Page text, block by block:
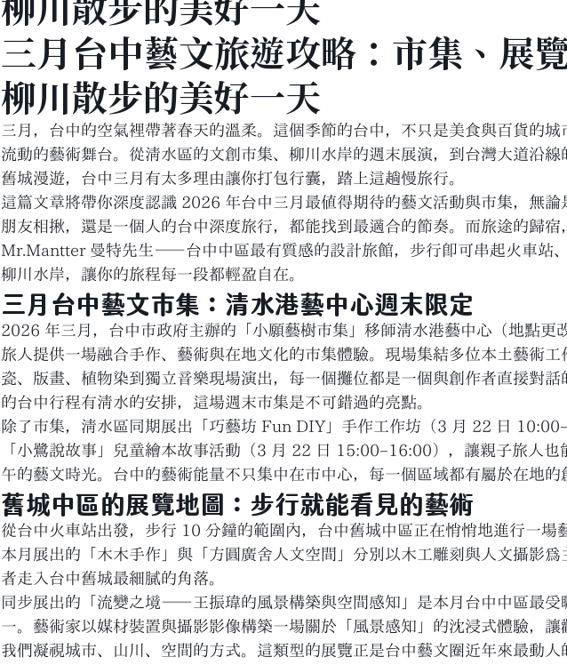
三月台中藝文旅遊攻略：市集、展
柳川散步的美好一天
三月，台中的空氣裡帶著春天的溫柔。這個季節的台中，不只是美食與百貨的城
流動的藝術舞台。從清水區的文創市集、柳川水岸的週末展演，到台灣大道沿線
舊城漫遊，台中三月有太多理由讓你打包行囊，踏上這趟慢旅行。
這篇文章將帶你深度認識 2026 年台中三月最值得期待的藝文活動與市集，無論
朋友相揪，還是一個人的台中深度旅行，都能找到最適合的節奏。而旅途的歸宿
Mr.Mantter 曼特先生——台中中區最有質感的設計旅館，步行即可串起火車站、
柳川水岸，讓你的旅程每一段都輕盈自在。
三月台中藝文市集：清水港藝中心週末限定
2026 年三月，台中市政府主辦的「小願藝樹市集」移師清水港藝中心（地點更
旅人提供一場融合手作、藝術與在地文化的市集體驗。現場集結多位本土藝術工
瓷、版畫、植物染到獨立音樂現場演出，每一個攤位都是一個與創作者直接對話
的台中行程有清水的安排，這場週末市集是不可錯過的亮點。
除了市集，清水區同期展出「巧藝坊 Fun DIY」手作工作坊（3 月 22 日
「小鷺說故事」兒童繪本故事活動（3 月 22 日 15:00–16:00），讓親子旅人也
午的藝文時光。台中的藝術能量不只集中在市中心，每一個區域都有屬於在地的
舊城中區的展覽地圖：步行就能看見的藝術
從台中火車站出發，步行 10 分鐘的範圍內，台中舊城中區正在悄悄地進行一場
本月展出的「木木手作」與「方圓廣舍人文空間」分別以木工雕刻與人文攝影為
者走入台中舊城最細膩的角落。
同步展出的「流變之境——王振瑋的風景構築與空間感知」是本月台中中區最受
一。藝術家以媒材裝置與攝影影像構築一場關於「風景感知」的沈浸式體驗，讓
我們凝視城市、山川、空間的方式。這類型的展覽正是台中藝文圈近年來最動